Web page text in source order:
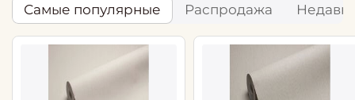
Самые популярные Распродажа